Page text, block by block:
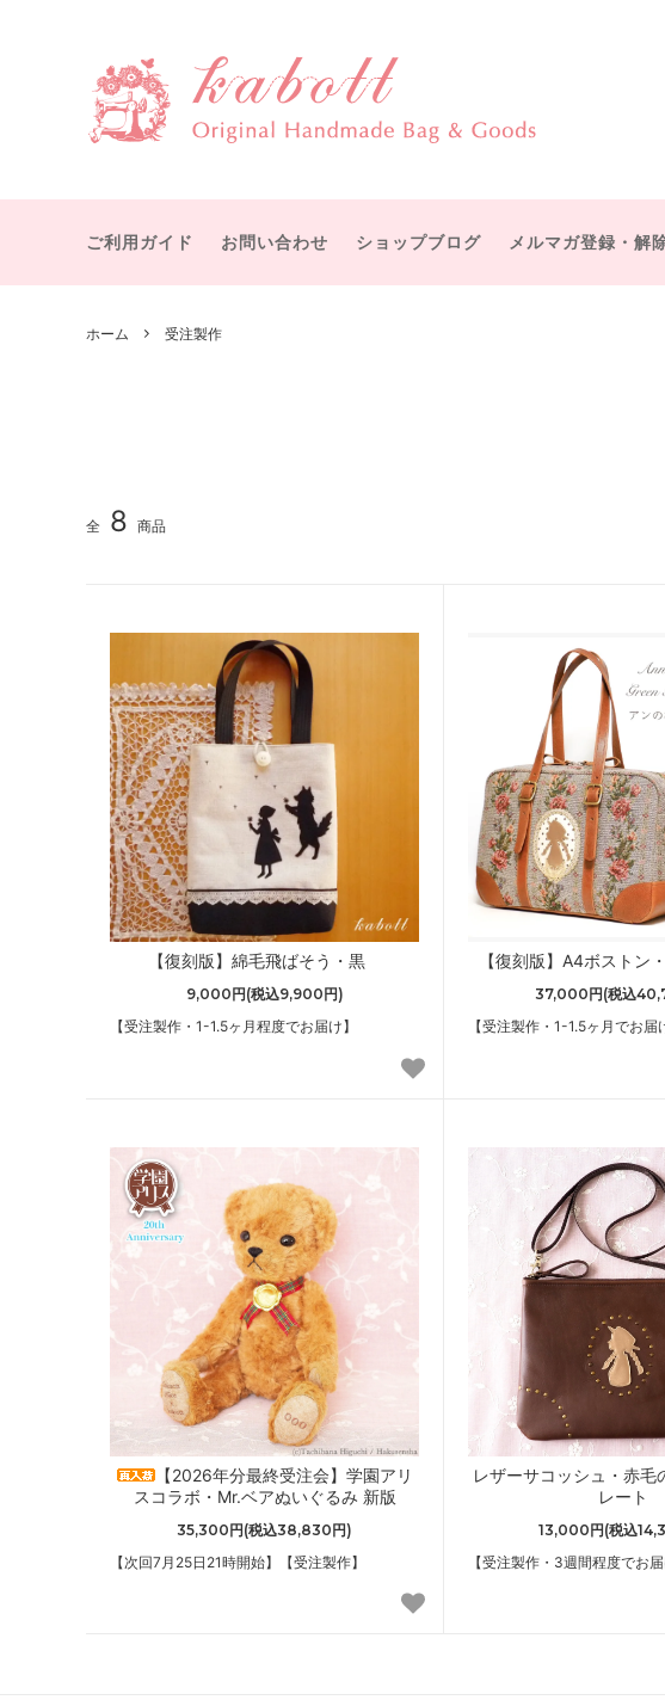
赤毛のアン
宮沢賢治 オズの魔法使い
シャーロック・ホームズ メアリー・ポピンズ
グリム童話
すぐにお届け
ボストンバッグ
ショルダーバッグ・サコ
カボットについて
ご利用ガイド お問い合わせ ショップブログ メルマガ登録・解
ホーム 受注製作
全 8 商品
【復刻版】綿毛飛ばそう・黒
9,000円(税込9,900円)
【受注製作・1-1.5ヶ月程度でお届け】
【復刻版】A4ボストン
37,000円(税込
【受注製作・1-1.5ヶ月でお届
【2026年分最終受注会】学園アリ
スコラボ・Mr.ベアぬいぐるみ 新版
35,300円(税込38,830円)
【次回7月25日21時開始】【受注製作】
レザーサコッシュ・赤毛
レート
13,000円(税込
【受注製作・3週間程度でお届